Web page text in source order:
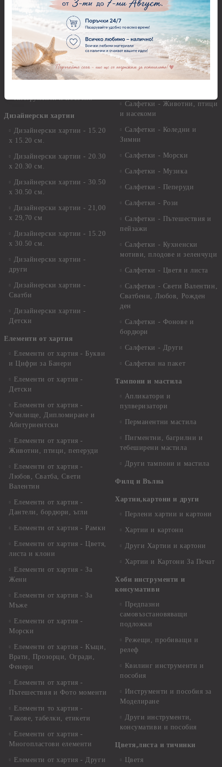
Варак, Шлак метал, Фолио,
Пантна
Лакове и защитни покрития
Лепила
Краклета и медиуми
Шаблони
Инструменти и пособия
Дизайнерски хартии
Дизайнерски хартии - 15.20
х 15.20 см.
Дизайнерски хартии - 20.30
х 20.30 см.
Дизайнерски хартии - 30.50
х 30.50 см.
Дизайнерски хартии - 21,00
х 29,70 см
Дизайнерски хартии - 15.20
x 30.50 см.
Дизайнерски хартии -
други
Дизайнерски хартии -
Сватби
Дизайнерски хартии -
Детски
Елементи от хартия
Елементи от хартия - Букви
и Цифри за Банери
Елементи от хартия -
Детски
Елементи от хартия -
Училище, Дипломиране и
Абитуриентски
Елементи от хартия -
Животни, птици, пеперуди
Елементи от хартия -
Любов, Сватба, Свети
Валентин
Елементи от хартия -
Дантели, бордюри, ъгли
Елементи от хартия - Рамки
Елементи от хартия - Цветя,
листа и клони
Елементи от хартия - За
Жени
Елементи от хартия - За
Мъже
Елементи от хартия -
Морски
Елементи от хартия - Къщи,
Врати, Прозорци, Огради,
Фенери
Елементи от хартия -
Пътешествия и Фото моменти
Елементи то хартия -
Такове, табелки, етикети
Елементи от хартия -
Многопластови елементи
Елементи от хартия - Други
Моливи, акварелни
комплекти
Свещи
Салфетки
Салфетки - Великден
Салфетки - Животни, птици
и насекоми
Салфетки - Коледни и
Зимни
Салфетки - Морски
Салфетки - Музика
Салфетки - Пеперуди
Салфетки - Рози
Салфетки - Пътешествия и
пейзажи
Салфетки - Кухненски
мотиви, плодове и зеленчуци
Салфетки - Цветя и листа
Салфетки - Свети Валентин,
Сватбени, Любов, Рожден
ден
Салфетки - Фонове и
бордюри
Салфетки - Други
Салфетки на пакет
Тампони и мастила
Апликатори и
пулверизатори
Перманентни мастила
Пигментни, багрилни и
тебеширени мастила
Други тампони и мастила
Филц и Вълна
Хартии,картони и други
Перлени хартии и картони
Хартии и картони
Други Хартии и картони
Хартии и Картони За Печат
Хоби инструменти и
консумативи
Предпазни
самовъзстановяващи
подложки
Режещи, пробиващи и
релеф
Квилинг инструменти и
пособия
Инструменти и пособия за
Моделиране
Други инструменти,
консумативи и пособия
Цветя,листа и тичинки
Цветя